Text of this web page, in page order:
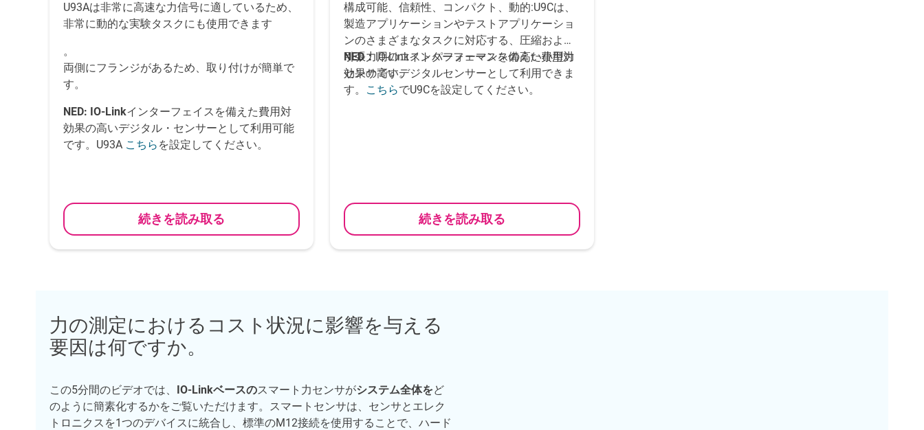
U93Aは非常に高速な力信号に適しているため、
非常に動的な実験タスクにも使用できます
。
両側にフランジがあるため、取り付けが簡単で
す。
NED: IO-Linkインターフェイスを備えた費用対
効果の高いデジタル・センサーとして利用可能
です。U93A こちら を設定してください。
続きを読み取る
構成可能、信頼性、コンパクト、動的:U9Cは、
製造アプリケーションやテストアプリケーショ
ンのさまざまなタスクに対応する、圧縮および
引張力用のコストパフォーマンスの高い小型力
センサです。
NED：IO-Linkインターフェースを備えた費用対
効果の高いデジタルセンサーとして利用できま
す。
こちらでU9Cを設定してください。
続きを読み取る
力の測定におけるコスト状況に影響を与える
要因は何ですか。
この5分間のビデオでは、 IO-Linkベースのスマート力センサがシステム全体をど
のように簡素化するかをご覧いただけます。スマートセンサは、センサとエレク
トロニクスを1つのデバイスに統合し、標準のM12接続を使用することで、ハード